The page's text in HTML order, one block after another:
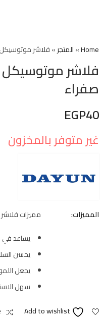
Home
»المتجر»فلاشر موتوسيكل
فلاشر موتوسيكل
صفراء
EGP40
غير متوفر بالمخزون
المميزات:
مميزات
يساعد في
يحسن
يجعل
سهل
Add to wishlist